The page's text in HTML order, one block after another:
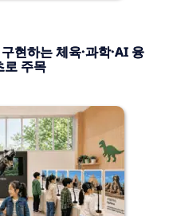
현하는 체육·과학·AI 융
로 주목